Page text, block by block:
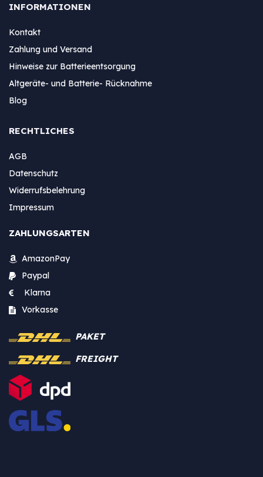
INFORMATIONEN
Kontakt
Zahlung und Versand
Hinweise zur Batterieentsorgung
Altgeräte- und Batterie- Rücknahme
Blog
RECHTLICHES
AGB
Datenschutz
Widerrufsbelehrung
Impressum
ZAHLUNGSARTEN
AmazonPay
Paypal
Klarna
Vorkasse
PAKET
FREIGHT